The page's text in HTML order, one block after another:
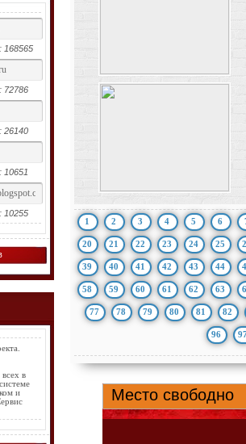
168565
72786
26140
10255
всех в
и
1 2 3 4 5 6
20 21 22 23 24 25
39 40 41 42 43 44
58 59 60 61 62 63
77 78 79 80 81 82
96